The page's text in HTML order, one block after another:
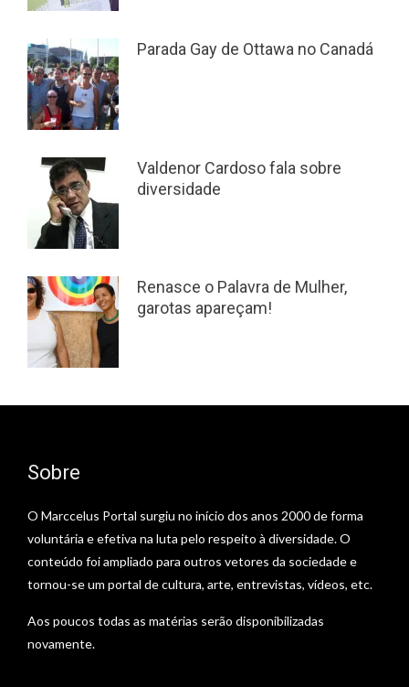
Parada Gay de Ottawa no Canadá
Valdenor Cardoso fala sobre
diversidade
Renasce o Palavra de Mulher,
garotas apareçam!
Sobre
O Marccelus Portal surgiu no início dos anos 2000 de forma
voluntária e efetiva na luta pelo respeito à diversidade. O
conteúdo foi ampliado para outros vetores da sociedade e
tornou-se um portal de cultura, arte, entrevistas, vídeos, etc.
Aos poucos todas as matérias serão disponibilizadas
novamente.